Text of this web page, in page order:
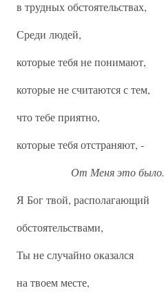
в трудных обстоятельствах,
Среди людей,
которые тебя не понимают,
которые не считаются с тем,
что тебе приятно,
которые тебя отстраняют, -
От Меня это было.
Я Бог твой, располагающий
обстоятельствами,
Ты не случайно оказался
на твоем месте,